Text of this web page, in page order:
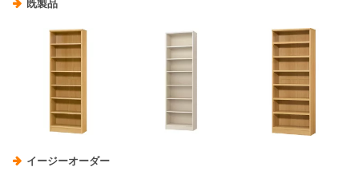
既製品
イージーオーダー